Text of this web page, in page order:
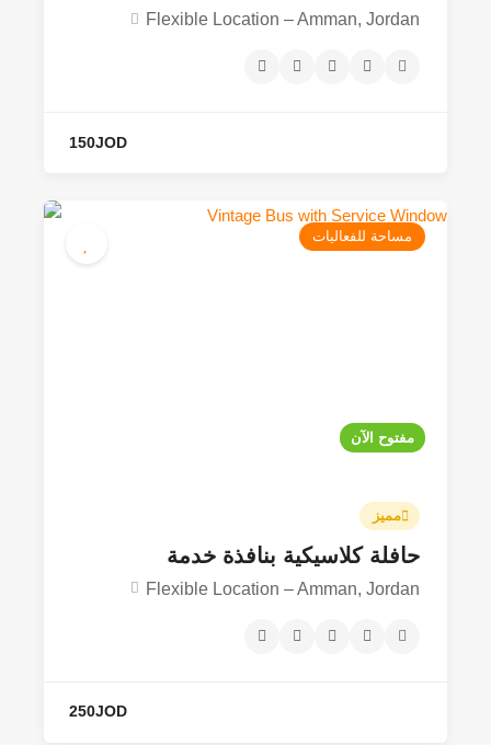
Flexible Location – Amman, Jordan
مفتوح الآن
مساحة للفعاليات
مميز
حافلة كلاسيكية بنافذة خدمة
Flexible Location – Amman, Jordan